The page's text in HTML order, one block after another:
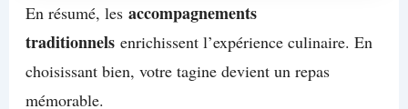
En résumé, les accompagnements
traditionnelsenrichissent l’expérience culinaire. En
choisissant bien, votre tagine devient un repas
mémorable.